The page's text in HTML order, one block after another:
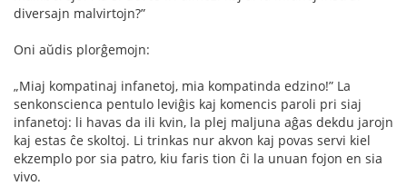
diversajn malvirtojn?”
Oni aŭdis plorĝemojn:
„Miaj kompatinaj infanetoj, mia kompatinda edzino!” La
senkonscienca pentulo leviĝis kaj komencis paroli pri siaj
infanetoj: li havas da ili kvin, la plej maljuna aĝas dekdu jarojn
kaj estas ĉe skoltoj. Li trinkas nur akvon kaj povas servi kiel
ekzemplo por sia patro, kiu faris tion ĉi la unuan fojon en sia
vivo.